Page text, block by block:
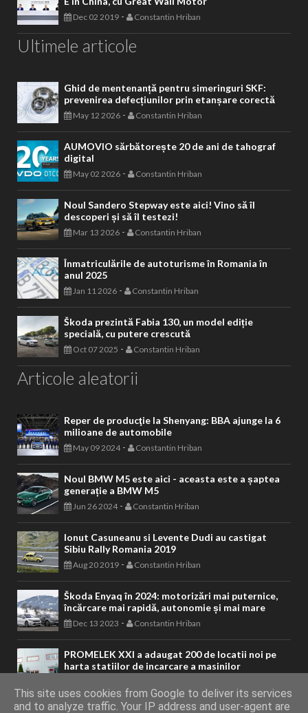
Dec 02 2019 - Constantin Hriban
Ultimele articole
Ghid de mentenanță pentru simeringuri SKF:
prevenirea defecțiunilor prin etanșare corectă
May 12 2026 - Constantin Hriban
AUMOVIO sărbătorește 20 de ani de tahograf
digital
May 02 2026 - Constantin Hriban
Noul Sandero Stepway este aici! Vino să îl
descoperi și să îl testezi!
Mar 13 2026 - Constantin Hriban
Înmatriculările de autoturisme în Romania în
anul 2025
Jan 11 2026 - Constantin Hriban
Škoda prezintă Fabia 130, un model ediție
specială, cu putere crescută
Oct 07 2025 - Constantin Hriban
Articole aleatorii
Reper de producţie la Shenyang: BBA ajunge la 6
milioane de automobile
May 09 2024- Constantin Hriban
Noul BMW M5 este aici - aceasta este a șaptea
generație a BMW M5
Jun 26 2024- Constantin Hriban
Ionut Casuneanu si Levente Dudi au castigat
Sibiu Rally Romania 2019
Aug 20 2019 - Constantin Hriban
Škoda Enyaq în 2024: motorizări mai puternice,
încărcare mai rapidă, autonomie și mai mare
Dec 13 2023 - Constantin Hriban
PROMELEK XXI a adaugat 200 de locatii noi pe
harta statiilor de incarcare a masinilor
Feb 02 2022- Constantin Hriban
This site uses cookies from Google to deliver its services
and to analyze traffic. Your IP address and user-agent are